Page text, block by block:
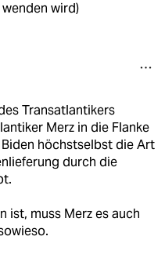
wird)
Transatlantikers
Merz in die Flanke
höchstselbst die Art
durch die
ist, muss Merz es auch